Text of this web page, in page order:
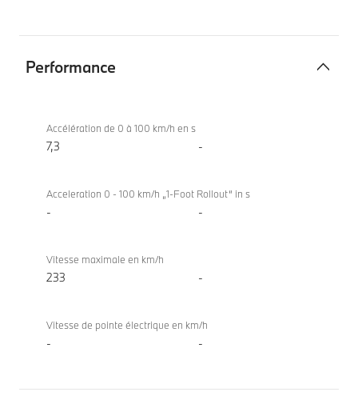
Performance
520d
Berline
Accélération de 0 à 100 km/h en s
7,3 -
Acceleration 0 - 100 km/h „1-Foot Rollout“ in s
- -
Vitesse maximale en km/h
233 -
Vitesse de pointe électrique en km/h
- -